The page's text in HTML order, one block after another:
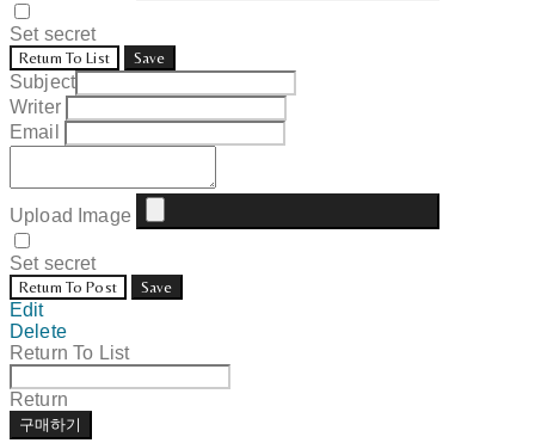
Set secret
Return To List Save
Subject
Writer
Email
Upload Image
Set secret
Return To Post Save
Edit
Delete
Return To List
Return
구매하기